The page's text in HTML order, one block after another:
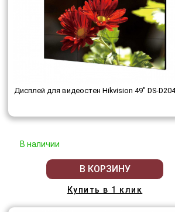
Дисплей для видеостен Hikvision 49" DS-
В наличии
В КОРЗИНУ
Купить в 1 клик